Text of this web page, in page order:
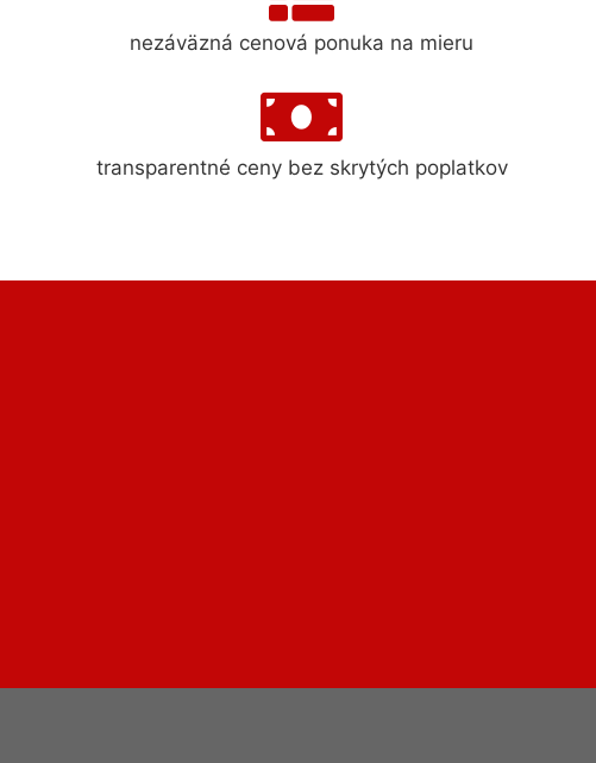
nezáväzná cenová ponuka na mieru
transparentné ceny bez skrytých poplatkov